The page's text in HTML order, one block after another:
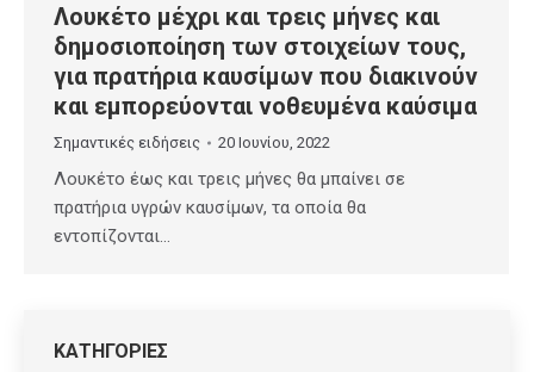
Λουκέτο μέχρι και τρεις μήνες και
δημοσιοποίηση των στοιχείων τους,
για πρατήρια καυσίμων που διακινούν
και εμπορεύονται νοθευμένα καύσιμα
Σημαντικές ειδήσεις 20 Ιουνίου, 2022
Λουκέτο έως και τρεις μήνες θα μπαίνει σε
πρατήρια υγρών καυσίμων, τα οποία θα
εντοπίζονται…
ΚΑΤΗΓΟΡΙΕΣ